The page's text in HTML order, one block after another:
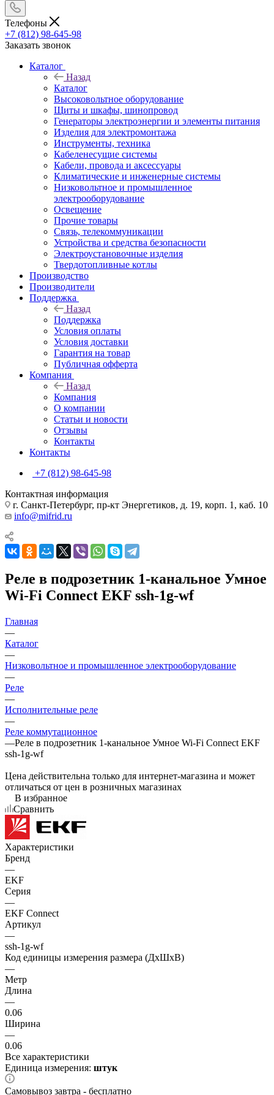
Телефоны
+7 (812) 98-645-98
Заказать звонок
Каталог
Назад
Каталог
Высоковольтное оборудование
Щиты и шкафы, шинопровод
Генераторы электроэнергии и элементы питания
Изделия для электромонтажа
Инструменты, техника
Кабеленесущие системы
Кабели, провода и аксессуары
Климатические и инженерные системы
Низковольтное и промышленное
электрооборудование
Освещение
Прочие товары
Связь, телекоммуникации
Устройства и средства безопасности
Электроустановочные изделия
Твердотопливные котлы
Производство
Производители
Поддержка
Назад
Поддержка
Условия оплаты
Условия доставки
Гарантия на товар
Публичная офферта
Компания
Назад
Компания
О компании
Статьи и новости
Отзывы
Контакты
Контакты
+7 (812) 98-645-98
Контактная информация
г. Санкт-Петербург, пр-кт Энергетиков, д. 19, корп. 1, каб. 10
info@mifrid.ru
Реле в подрозетник 1-канальное Умное
Wi-Fi Connect EKF ssh-1g-wf
Главная
—
Каталог
—
Низковольтное и промышленное электрооборудование
—
Реле
—
Исполнительные реле
—
Реле коммутационное
—Реле в подрозетник 1-канальное Умное Wi-Fi Connect EKF
ssh-1g-wf
Цена действительна только для интернет-магазина и может
отличаться от цен в розничных магазинах
В избранное
Сравнить
Характеристики
Бренд
—
EKF
Серия
—
EKF Connect
Артикул
—
ssh-1g-wf
Код единицы измерения размера (ДхШхВ)
—
Метр
Длина
—
0.06
Ширина
—
0.06
Все характеристики
Единица измерения: штук
Самовывоз завтра - бесплатно